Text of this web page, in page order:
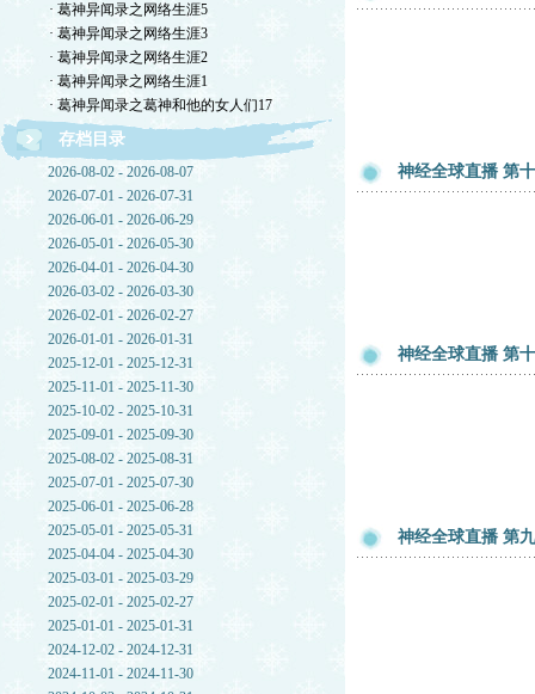
· 葛神异闻录之网络生涯5
· 葛神异闻录之网络生涯3
· 葛神异闻录之网络生涯2
· 葛神异闻录之网络生涯1
· 葛神异闻录之葛神和他的女人们17
存档目录
2026-08-02 - 2026-08-07
2026-07-01 - 2026-07-31
2026-06-01 - 2026-06-29
2026-05-01 - 2026-05-30
2026-04-01 - 2026-04-30
2026-03-02 - 2026-03-30
2026-02-01 - 2026-02-27
2026-01-01 - 2026-01-31
2025-12-01 - 2025-12-31
2025-11-01 - 2025-11-30
2025-10-02 - 2025-10-31
2025-09-01 - 2025-09-30
2025-08-02 - 2025-08-31
2025-07-01 - 2025-07-30
2025-06-01 - 2025-06-28
2025-05-01 - 2025-05-31
2025-04-04 - 2025-04-30
2025-03-01 - 2025-03-29
2025-02-01 - 2025-02-27
2025-01-01 - 2025-01-31
2024-12-02 - 2024-12-31
2024-11-01 - 2024-11-30
神经全球直播 第
神经全球直播 第
神经全球直播 第